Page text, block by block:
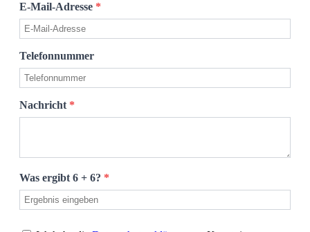
E-Mail-Adresse *
Telefonnummer
Nachricht *
Was ergibt 6 + 6? *